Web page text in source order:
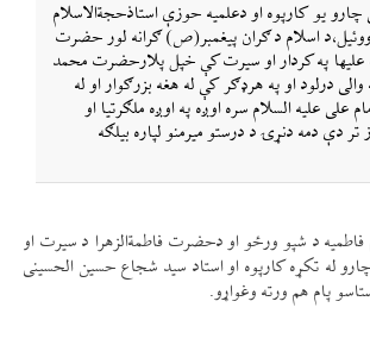
یو کارپوه او دعلمیه حوزې استاذحجةالاسلام
اسلام د ګران پيغمبر(ص) ګرانه لور حضرت
علیها په کردار او سیرت کې خپل پلارحضرت محمد
درلود او په هرډګر کې له هغه بزرګوار او له
علیه السلام سره اوږه په اوږه ملګرتیا او
تر دې دمه دنړۍ د درستو میرمنو لپاره بیلګه
فاطمیه د شپو ورځو او دحضرت فاطمةالزهرا د سیرت او
له تکړه کارپوه او استاد سید شجاع حسین الحسینی
پام هم ورته وغواړو.